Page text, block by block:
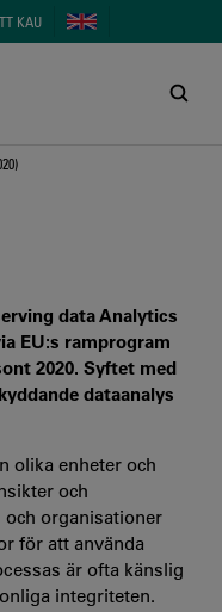
KAU
data Analytics
EU:s ramprogram
2020. Syftet med
dataanalys
olika enheter och
och
organisationer
för att använda
är ofta känslig
integriteten.